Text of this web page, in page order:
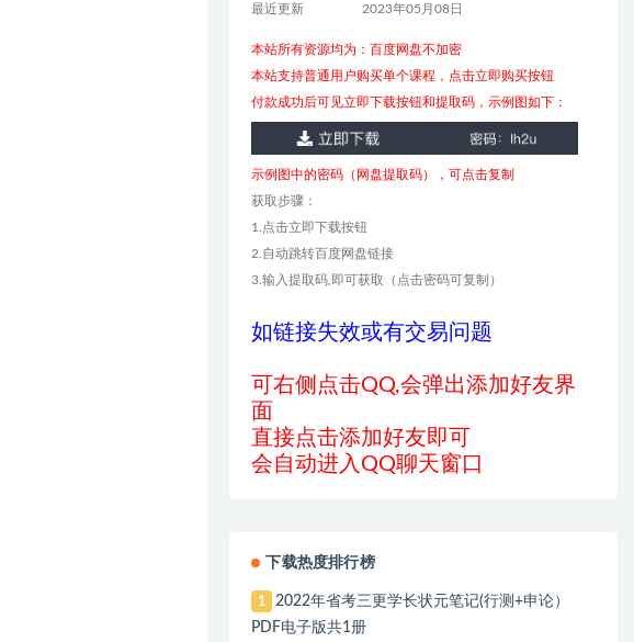
最近更新 2023年05月08日
本站所有资源均为：百度网盘不加密
本站支持普通用户购买单个课程，点击立即购买按钮
付款成功后可见立即下载按钮和提取码，示例图如下：
示例图中的密码（网盘提取码），可点击复制
获取步骤：
1.点击立即下载按钮
2.自动跳转百度网盘链接
3.输入提取码,即可获取（点击密码可复制）
如链接失效或有交易问题
可右侧点击QQ,会弹出添加好友界
面
直接点击添加好友即可
会自动进入QQ聊天窗口
下载热度排行榜
1
2022年省考三更学长状元笔记(行测+申论）
PDF电子版共1册